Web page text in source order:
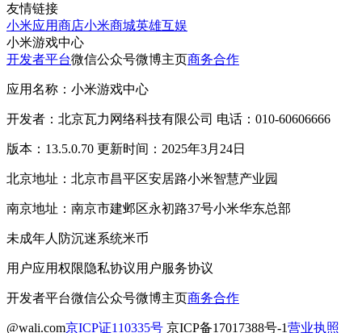
友情链接
小米应用商店小米商城英雄互娱
小米游戏中心
开发者平台微信公众号微博主页商务合作
应用名称：小米游戏中心
开发者：北京瓦力网络科技有限公司 电话：010-60606666
版本：13.5.0.70 更新时间：2025年3月24日
北京地址：北京市昌平区安居路小米智慧产业园
南京地址：南京市建邺区永初路37号小米华东总部
未成年人防沉迷系统米币
用户应用权限隐私协议用户服务协议
开发者平台微信公众号微博主页商务合作
@wali.com京ICP证110335号 京ICP备17017388号-1营业执照